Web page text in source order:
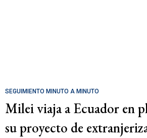
SEGUIMIENTO MINUTO A MINUTO
Milei viaja a Ecuador en
su proyecto de